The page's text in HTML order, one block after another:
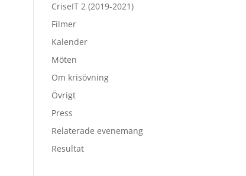
CriseIT 2 (2019-2021)
Filmer
Kalender
Möten
Om krisövning
Övrigt
Press
Relaterade evenemang
Resultat